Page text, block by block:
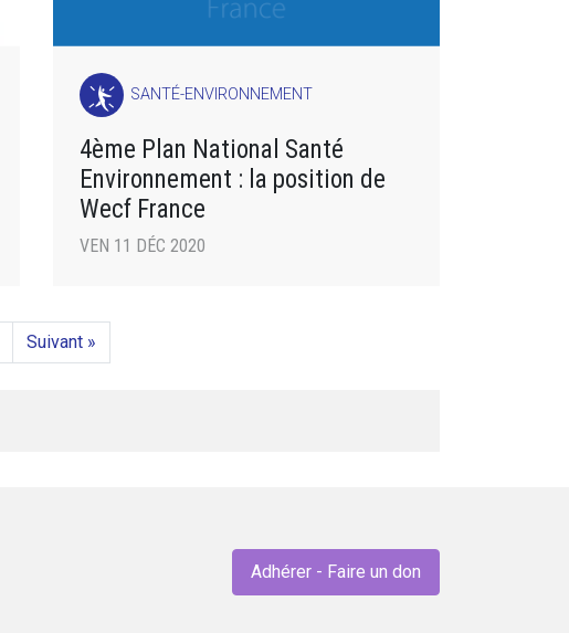
SANTÉ-ENVIRONNEMENT
4ème Plan National Santé
Environnement : la position de
Wecf France
VEN 11 DÉC 2020
Suivant »
Adhérer - Faire un don